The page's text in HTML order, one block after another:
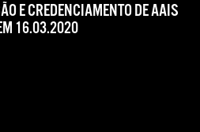
E CREDENCIAMENTO DE AAIS
16.03.2020